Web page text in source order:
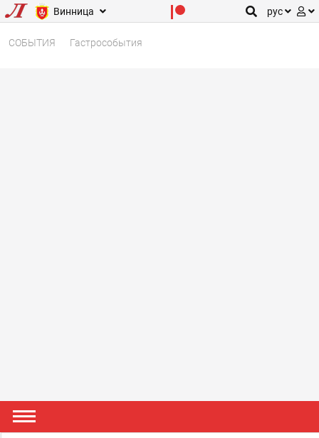
Винница рус
СОБЫТИЯ Гастрособытия